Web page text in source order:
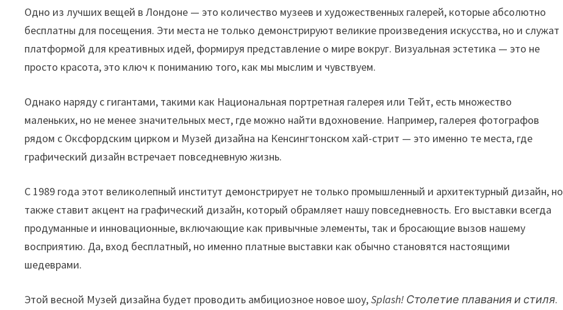
Одно из лучших вещей в Лондоне — это количество музеев и художественных галерей, которые абсолютно
бесплатны для посещения. Эти места не только демонстрируют великие произведения искусства, но и служат
платформой для креативных идей, формируя представление о мире вокруг. Визуальная эстетика — это не
просто красота, это ключ к пониманию того, как мы мыслим и чувствуем.
Однако наряду с гигантами, такими как Национальная портретная галерея или Тейт, есть множество
маленьких, но не менее значительных мест, где можно найти вдохновение. Например, галерея фотографов
рядом с Оксфордским цирком и Музей дизайна на Кенсингтонском хай-стрит — это именно те места, где
графический дизайн встречает повседневную жизнь.
С 1989 года этот великолепный институт демонстрирует не только промышленный и архитектурный дизайн, но
также ставит акцент на графический дизайн, который обрамляет нашу повседневность. Его выставки всегда
продуманные и инновационные, включающие как привычные элементы, так и бросающие вызов нашему
восприятию. Да, вход бесплатный, но именно платные выставки как обычно становятся настоящими
шедеврами.
Этой весной Музей дизайна будет проводить амбициозное новое шоу,Splash! Столетие плавания и стиля.